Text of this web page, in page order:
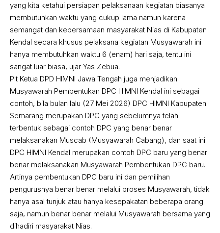
yang kita ketahui persiapan pelaksanaan kegiatan biasanya
membutuhkan waktu yang cukup lama namun karena
semangat dan kebersamaan masyarakat Nias di Kabupaten
Kendal secara khusus pelaksana kegiatan Musyawarah ini
hanya membutuhkan waktu 6 (enam) hari saja, tentu ini
sangat luar biasa, ujar Yas Zebua.
Plt Ketua DPD HIMNI Jawa Tengah juga menjadikan
Musyawarah Pembentukan DPC HIMNI Kendal ini sebagai
contoh, bila bulan lalu (27 Mei 2026) DPC HIMNI Kabupaten
Semarang merupakan DPC yang sebelumnya telah
terbentuk sebagai contoh DPC yang benar benar
melaksanakan Muscab (Musyawarah Cabang), dan saat ini
DPC HIMNI Kendal merupakan contoh DPC baru yang benar
benar melaksanakan Musyawarah Pembentukan DPC baru.
Artinya pembentukan DPC baru ini dan pemilihan
pengurusnya benar benar melalui proses Musyawarah, tidak
hanya asal tunjuk atau hanya kesepakatan beberapa orang
saja, namun benar benar melalui Musyawarah bersama yang
dihadiri masyarakat Nias.